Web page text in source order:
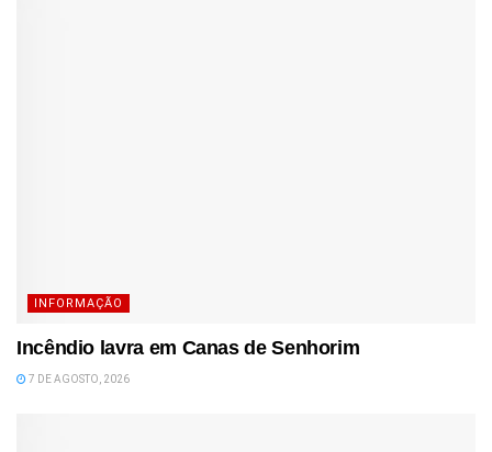
INFORMAÇÃO
Incêndio lavra em Canas de Senhorim
7 DE AGOSTO, 2026